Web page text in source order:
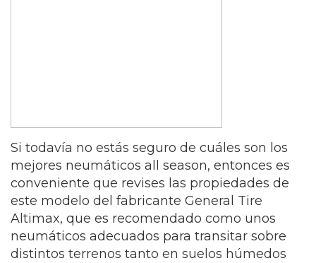
Si todavía no estás seguro de cuáles son los
mejores neumáticos all season, entonces es
conveniente que revises las propiedades de
este modelo del fabricante General Tire
Altimax, que es recomendado como unos
neumáticos adecuados para transitar sobre
distintos terrenos tanto en suelos húmedos